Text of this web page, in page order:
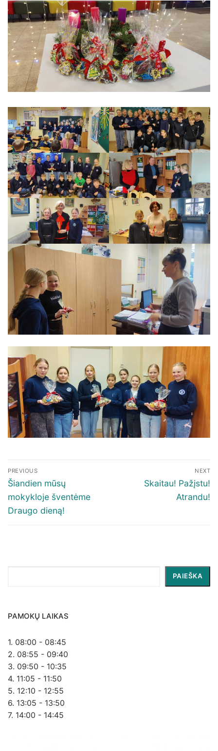
Navigacija
tarp
įrašų
PREVIOUS
Previous
post:
Šiandien mūsų
mokykloje šventėme
Draugo dieną!
NEXT
Next
Skaitau! Pažįstu!
Atrandu!
PAIEŠKA
PAMOKŲ LAIKAS
1. 08:00 - 08:45
2. 08:55 - 09:40
3. 09:50 - 10:35
4. 11:05 - 11:50
5. 12:10 - 12:55
6. 13:05 - 13:50
7. 14:00 - 14:45